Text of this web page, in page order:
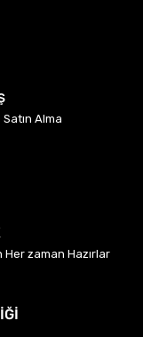
Alma
Her zaman Hazırlar